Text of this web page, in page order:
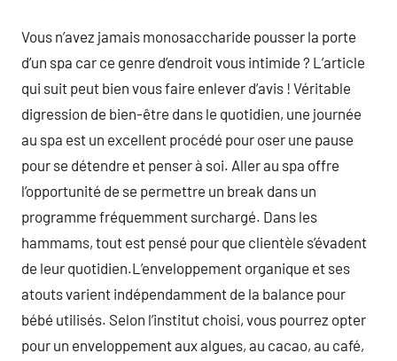
Vous n’avez jamais monosaccharide pousser la porte
d’un spa car ce genre d’endroit vous intimide ? L’article
qui suit peut bien vous faire enlever d’avis ! Véritable
digression de bien-être dans le quotidien, une journée
au spa est un excellent procédé pour oser une pause
pour se détendre et penser à soi. Aller au spa offre
l’opportunité de se permettre un break dans un
programme fréquemment surchargé. Dans les
hammams, tout est pensé pour que clientèle s’évadent
de leur quotidien.L’enveloppement organique et ses
atouts varient indépendamment de la balance pour
bébé utilisés. Selon l’institut choisi, vous pourrez opter
pour un enveloppement aux algues, au cacao, au café,